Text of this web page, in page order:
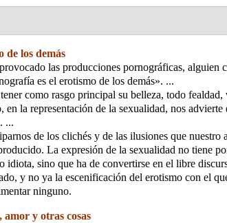
de los demás
las producciones pornográficas, alguien
es el erotismo de los demás». ...
como rasgo principal su belleza, todo fealdad,
en la representación de la sexualidad, nos advierte
...
de los clichés y de las ilusiones que nuestro
La expresión de la sexualidad no tiene
idiota, sino que ha de convertirse en el libre
y no ya la escenificación del erotismo con el
ninguno.
amor y otras cosas